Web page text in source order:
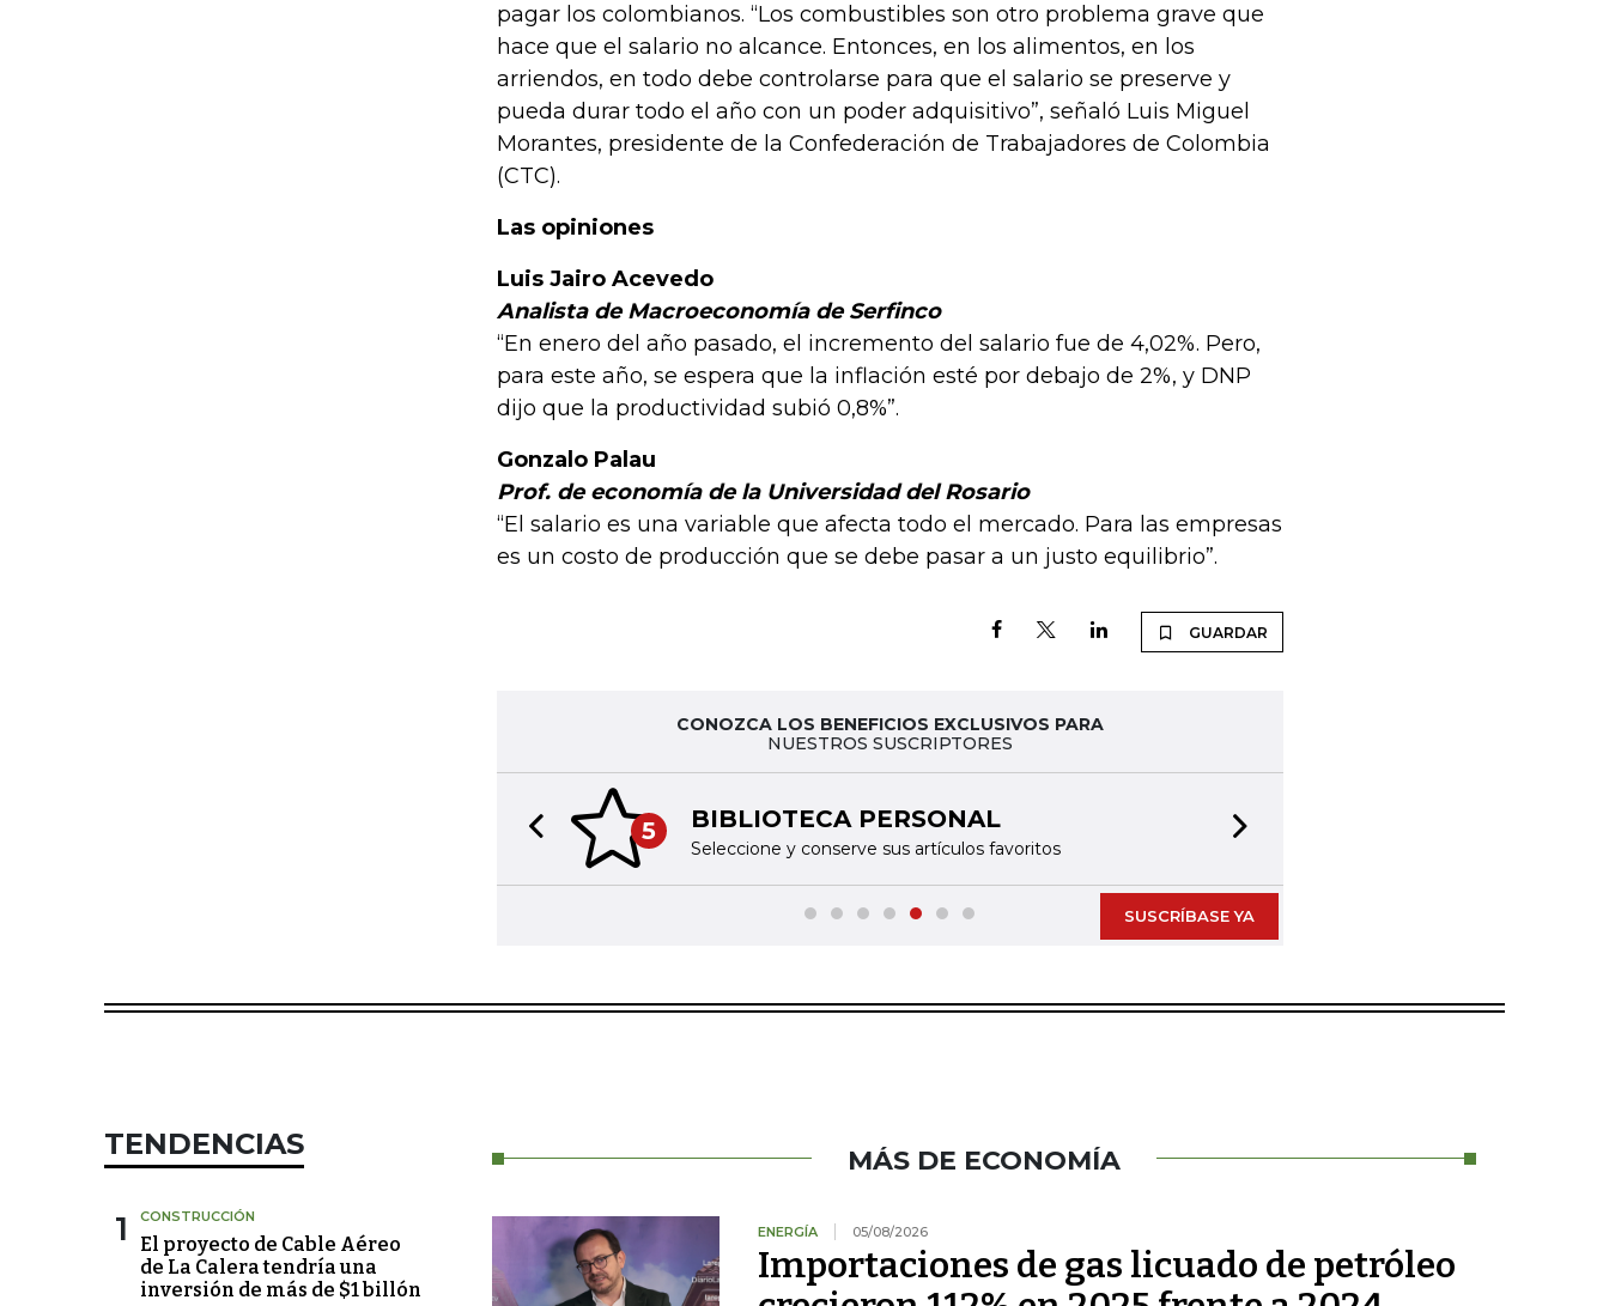
pagar los colombianos. “Los combustibles son otro problema grave que
hace que el salario no alcance. Entonces, en los alimentos, en los
arriendos, en todo debe controlarse para que el salario se preserve y
pueda durar todo el año con un poder adquisitivo”, señaló Luis Miguel
Morantes, presidente de la Confederación de Trabajadores de Colombia
(CTC).
Las opiniones
Luis Jairo Acevedo
Analista de Macroeconomía de Serfinco
“En enero del año pasado, el incremento del salario fue de 4,02%. Pero,
para este año, se espera que la inflación esté por debajo de 2%, y DNP
dijo que la productividad subió 0,8%”.
Gonzalo Palau
Prof. de economía de la Universidad del Rosario
“El salario es una variable que afecta todo el mercado. Para las empresas
es un costo de producción que se debe pasar a un justo equilibrio”.
GUARDAR
CONOZCA LOS BENEFICIOS EXCLUSIVOS PARA
NUESTROS SUSCRIPTORES
5 BIBLIOTECA PERSONAL
Seleccione y conserve sus artículos favoritos
Previous slide
SUSCRÍBASE YA
TENDENCIAS
1 CONSTRUCCIÓN
El proyecto de Cable Aéreo
de La Calera tendría una
inversión de más de $1 billón
MÁS DE ECONOMÍA
ENERGÍA 05/08/2026
Importaciones de gas licuado de petróleo